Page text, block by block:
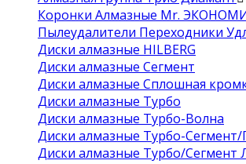
Коронки Алмазные Mr.
Пылеудалители Переходники
Диски алмазные HILBERG
Диски алмазные Сегмент
Диски алмазные Сплошная
Диски алмазные Турбо
Диски алмазные Турбо-Волна
Диски алмазные Турбо-Сегмент/
Диски алмазные Турбо/Сегмент